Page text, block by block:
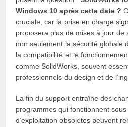
Windows 10 après cette date ?
cruciale, car la prise en charge
proposera plus de mises à jour de
non seulement la sécurité globale
la compatibilité et le
comme SolidWorks, souvent
professionnels du design et de
La fin du support entraîne des
programmes qui fonctionnent
d’exploitation obsolètes peuvent